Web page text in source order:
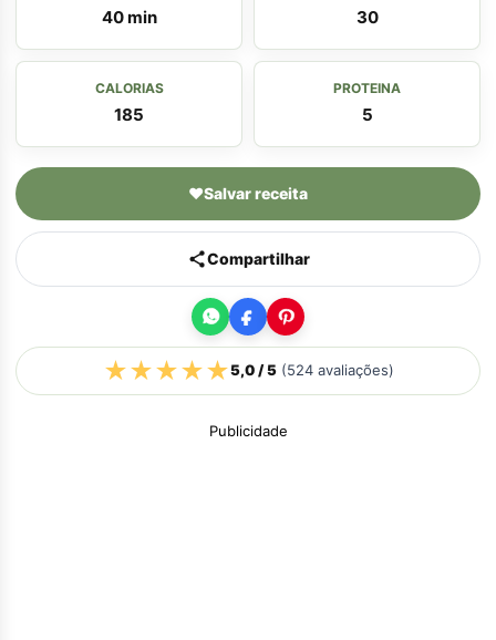
40 min 30
CALORIAS
185
PROTEINA
5
♥Salvar receita
Compartilhar
★★★★★5,0/ 5(524avaliações)
Publicidade